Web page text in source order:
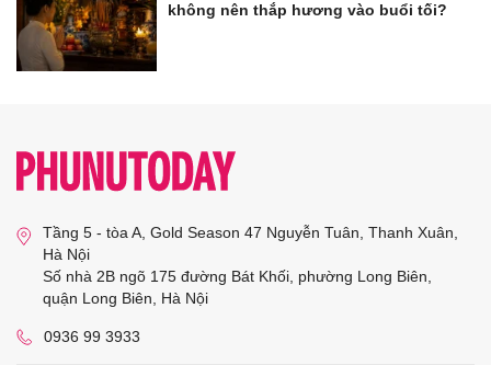
không nên thắp hương vào buổi tối?
Tầng 5 - tòa A, Gold Season 47 Nguyễn Tuân, Thanh Xuân,
Hà Nội
Số nhà 2B ngõ 175 đường Bát Khối, phường Long Biên,
quận Long Biên, Hà Nội
0936 99 3933